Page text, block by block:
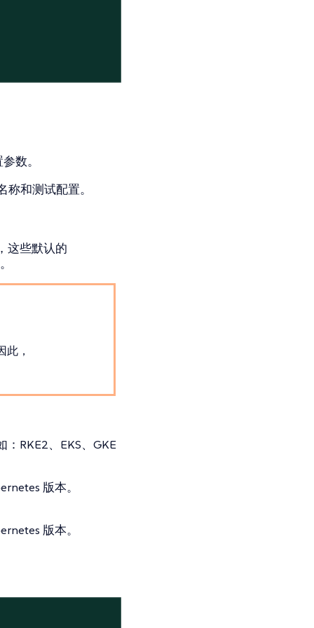
数。
称和测试配置。
这些默认的
此，
RKE2、EKS、GKE
版本。
版本。